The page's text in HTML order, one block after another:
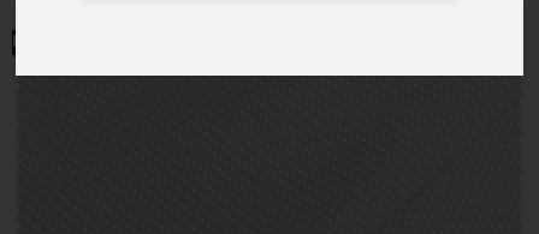
MOMENTÁLNE NIE JE NA SKLADE